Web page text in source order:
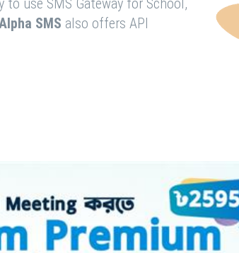
to use SMS Gateway for School,
SMS also offers API